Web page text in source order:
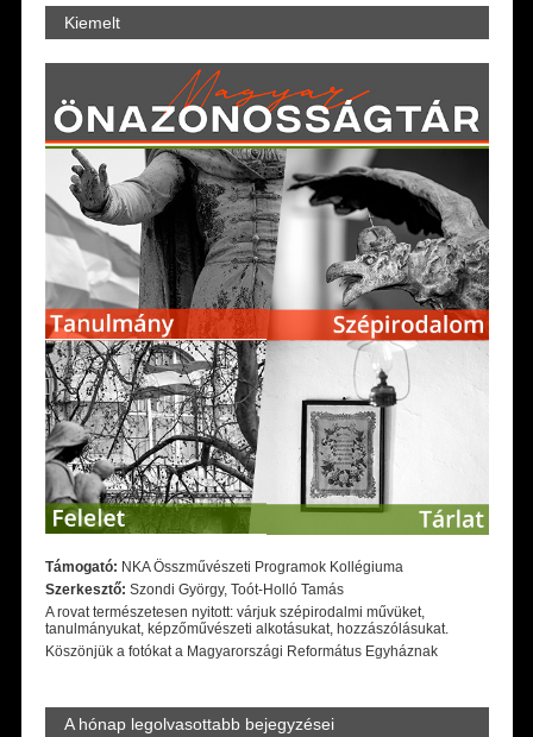
Kiemelt
Támogató: NKA Összművészeti Programok Kollégiuma
Szerkesztő: Szondi György, Toót-Holló Tamás
A rovat természetesen nyitott: várjuk szépirodalmi művüket,
tanulmányukat, képzőművészeti alkotásukat, hozzászólásukat.
Köszönjük a fotókat a Magyarországi Református Egyháznak
A hónap legolvasottabb bejegyzései